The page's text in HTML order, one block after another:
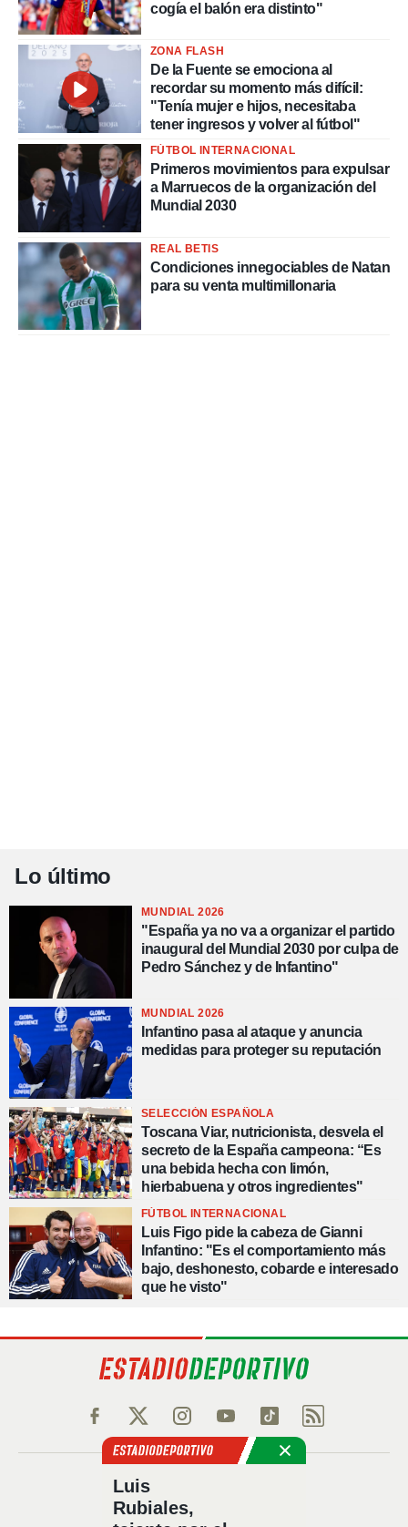
cogía el balón era distinto"
ZONA FLASH
De la Fuente se emociona al
recordar su momento más difícil:
"Tenía mujer e hijos, necesitaba
tener ingresos y volver al fútbol"
FÚTBOL INTERNACIONAL
Primeros movimientos para expulsar
a Marruecos de la organización del
Mundial 2030
REAL BETIS
Condiciones innegociables de Natan
para su venta multimillonaria
Lo último
MUNDIAL 2026
"España ya no va a organizar el partido
inaugural del Mundial 2030 por culpa de
Pedro Sánchez y de Infantino"
MUNDIAL 2026
Infantino pasa al ataque y anuncia
medidas para proteger su reputación
SELECCIÓN ESPAÑOLA
Toscana Viar, nutricionista, desvela el
secreto de la España campeona: “Es
una bebida hecha con limón,
hierbabuena y otros ingredientes"
FÚTBOL INTERNACIONAL
Luis Figo pide la cabeza de Gianni
Infantino: "Es el comportamiento más
bajo, deshonesto, cobarde e interesado
que he visto"
Política de privacidad
Política de cookies
Luis
Rubiales,